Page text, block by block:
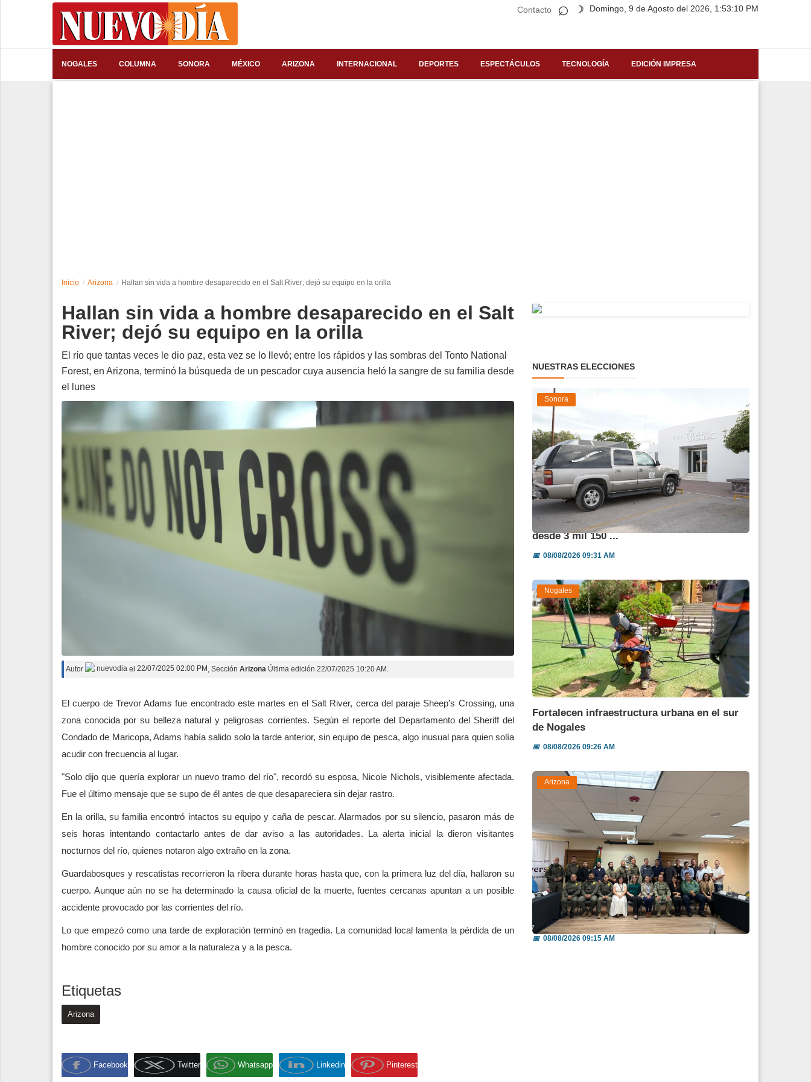
Contacto Domingo, 9 de Agosto del 2026, 1:53:10 PM
⌕ ☽
NOGALES COLUMNA SONORA MÉXICO ARIZONA INTERNACIONAL DEPORTES ESPECTÁCULOS TECNOLOGÍA EDICIÓN IMPRESA
Edición Impresa
Inicio Arizona Hallan sin vida a hombre desaparecido en el Salt River; dejó su equipo en la orilla
Hallan sin vida a hombre desaparecido en el Salt
River; dejó su equipo en la orilla
El río que tantas veces le dio paz, esta vez se lo llevó; entre los rápidos y las sombras del Tonto National
Forest, en Arizona, terminó la búsqueda de un pescador cuya ausencia heló la sangre de su familia desde
el lunes
Autor nuevodia el 22/07/2025 02:00 PM , Sección Arizona Última edición 22/07/2025 10:20 AM.
El cuerpo de Trevor Adams fue encontrado este martes en el Salt River, cerca del paraje Sheep’s Crossing, una
zona conocida por su belleza natural y peligrosas corrientes. Según el reporte del Departamento del Sheriff del
Condado de Maricopa, Adams había salido solo la tarde anterior, sin equipo de pesca, algo inusual para quien solía
acudir con frecuencia al lugar.
"Solo dijo que quería explorar un nuevo tramo del río", recordó su esposa, Nicole Nichols, visiblemente afectada.
Fue el último mensaje que se supo de él antes de que desapareciera sin dejar rastro.
En la orilla, su familia encontró intactos su equipo y caña de pescar. Alarmados por su silencio, pasaron más de
seis horas intentando contactarlo antes de dar aviso a las autoridades. La alerta inicial la dieron visitantes
nocturnos del río, quienes notaron algo extraño en la zona.
Guardabosques y rescatistas recorrieron la ribera durante horas hasta que, con la primera luz del día, hallaron su
cuerpo. Aunque aún no se ha determinado la causa oficial de la muerte, fuentes cercanas apuntan a un posible
accidente provocado por las corrientes del río.
Lo que empezó como una tarde de exploración terminó en tragedia. La comunidad local lamenta la pérdida de un
hombre conocido por su amor a la naturaleza y a la pesca.
Etiquetas
Arizona
Facebook Twitter Whatsapp Linkedin Pinterest
NUESTRAS ELECCIONES
Sonora
Ofrece DIF Sonora servicios funerarios
desde 3 mil 150 ...
📅08/08/2026 09:31 AM
Nogales
Fortalecen infraestructura urbana en el sur
de Nogales
📅08/08/2026 09:26 AM
Arizona
Refuerzan México y EU intercambio de
información para b...
📅08/08/2026 09:15 AM